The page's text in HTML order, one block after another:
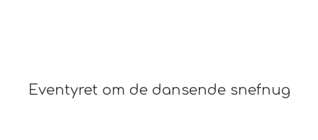
Eventyret om de dansende snefnug